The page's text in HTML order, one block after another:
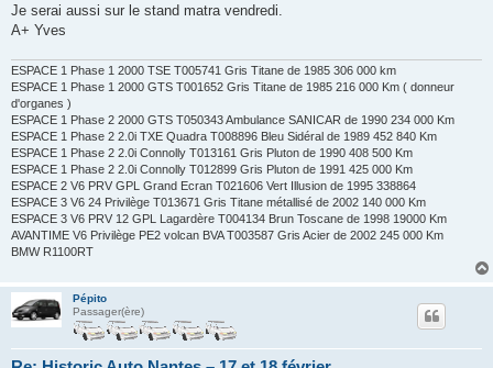
Je serai aussi sur le stand matra vendredi.
A+ Yves
ESPACE 1 Phase 1 2000 TSE T005741 Gris Titane de 1985 306 000 km
ESPACE 1 Phase 1 2000 GTS T001652 Gris Titane de 1985 216 000 Km ( donneur
d'organes )
ESPACE 1 Phase 2 2000 GTS T050343 Ambulance SANICAR de 1990 234 000 Km
ESPACE 1 Phase 2 2.0i TXE Quadra T008896 Bleu Sidéral de 1989 452 840 Km
ESPACE 1 Phase 2 2.0i Connolly T013161 Gris Pluton de 1990 408 500 Km
ESPACE 1 Phase 2 2.0i Connolly T012899 Gris Pluton de 1991 425 000 Km
ESPACE 2 V6 PRV GPL Grand Ecran T021606 Vert Illusion de 1995 338864
ESPACE 3 V6 24 Privilège T013671 Gris Titane métallisé de 2002 140 000 Km
ESPACE 3 V6 PRV 12 GPL Lagardère T004134 Brun Toscane de 1998 19000 Km
AVANTIME V6 Privilège PE2 volcan BVA T003587 Gris Acier de 2002 245 000 Km
BMW R1100RT
Pépito
Passager(ère)